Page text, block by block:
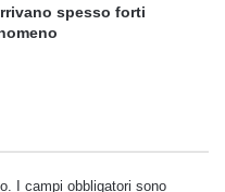
spesso forti
I campi obbligatori sono